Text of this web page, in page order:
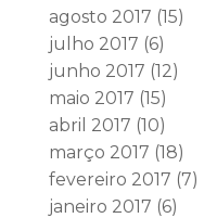
agosto 2017 (15)
julho 2017 (6)
junho 2017 (12)
maio 2017 (15)
abril 2017 (10)
março 2017 (18)
fevereiro 2017 (7)
janeiro 2017 (6)